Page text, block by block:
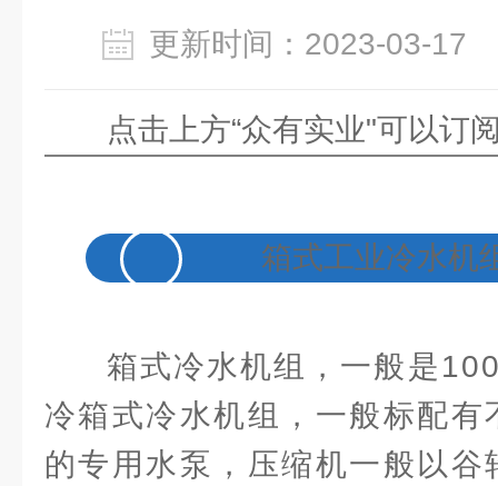
更新时间：2023-03-
点击上方“众有实业"可以订
箱式工业冷水机
箱式冷水机组，一般是
冷箱式冷水机组，一般标配
的专用水泵，压缩机一般以